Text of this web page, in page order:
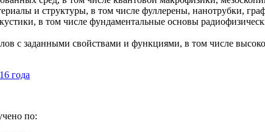
и структуры, в том числе фуллерены, нанотрубки,
в том числе фундаментальные основы
с заданными свойствами и функциями, в том числе
года
по: